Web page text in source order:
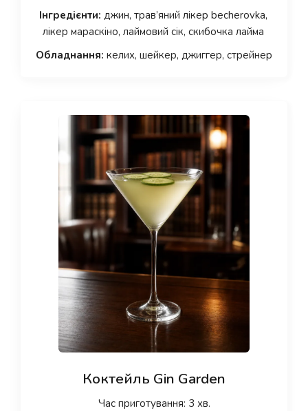
Інгредієнти: джин, трав’яний лікер becherovka,
лікер мараскіно, лаймовий сік, скибочка лайма
Обладнання: келих, шейкер, джиггер, стрейнер
Коктейль Gin Garden
Час приготування: 3 хв.